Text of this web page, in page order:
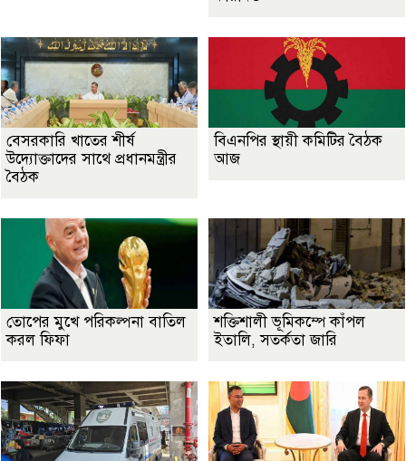
বেসরকারি খাতের শীর্ষ
উদ্যোক্তাদের সাথে প্রধানমন্ত্রীর
বৈঠক
বিএনপির স্থায়ী কমিটির বৈঠক
আজ
তোপের মুখে পরিকল্পনা বাতিল
করল ফিফা
শক্তিশালী ভূমিকম্পে কাঁপল
ইতালি, সতর্কতা জারি